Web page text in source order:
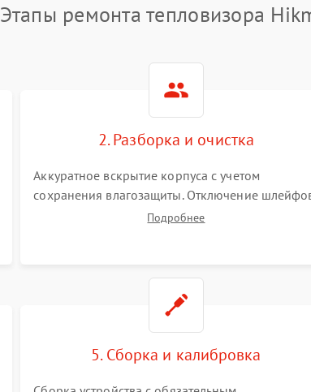
Этапы ремонта тепловизора
2. Разборка и очистка
Аккуратное вскрытие корпуса с учетом
сохранения влагозащиты. Отключение
питания и дисплея. Очистка внутренних плат от
Подробнее
5. Сборка и калибровка